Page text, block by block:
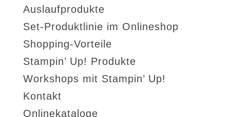
Auslaufprodukte
Set-Produktlinie im Onlineshop
Shopping-Vorteile
Stampin’ Up! Produkte
Workshops mit Stampin’ Up!
Kontakt
Onlinekataloge